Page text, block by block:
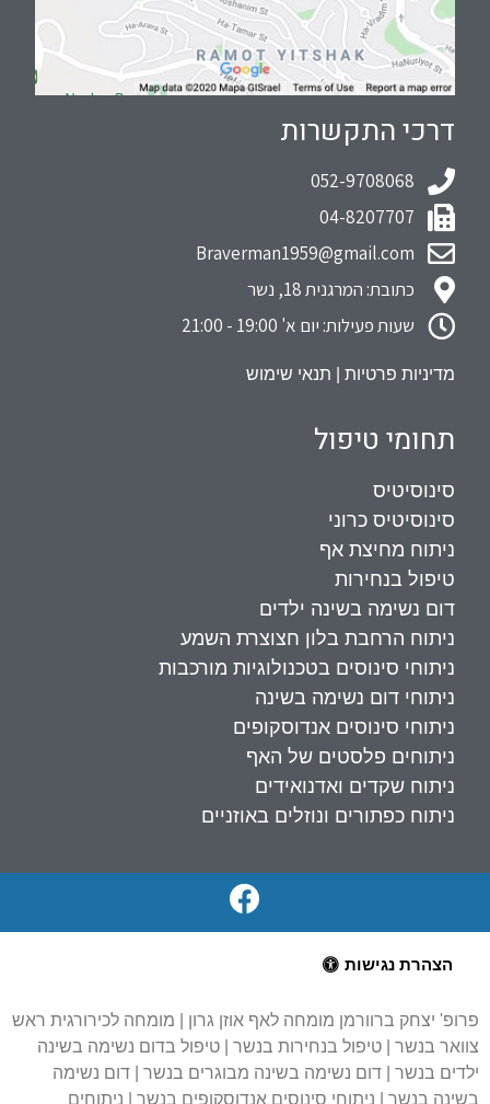
תחומי טיפול
סינוסיטיס
סינוסיטיס כרוני
ניתוח מחיצת אף
טיפול בנחירות
דום נשימה בשינה ילדים
ניתוח הרחבת בלון חצוצרת השמע
ניתוחי סינוסים בטכנולוגיות מורכבות
ניתוחי דום נשימה בשינה
ניתוחי סינוסים אנדוסקופים
ניתוחים פלסטים של האף
ניתוח שקדים ואדנואידים
ניתוח כפתורים ונוזלים באוזניים
דרכי התקשרות
052-9708068
04-8207707
Braverman1959@gmail.com
כתובת: המרגנית 18, נשר
שעות פעילות: יום א' 19:00 - 21:00
מדיניות פרטיות תנאי שימוש
הצהרת נגישות
פרופ' יצחק ברוורמן מומחה לאף אוזן גרון | מומחה לכירורגית ראש
צוואר בנשר | טיפול בנחירות בנשר | טיפול בדום נשימה בשינה
ילדים בנשר | דום נשימה בשינה מבוגרים בנשר | דום נשימה
בשינה בנשר | ניתוחי סינוסים אנדוסקופים בנשר | ניתוחים